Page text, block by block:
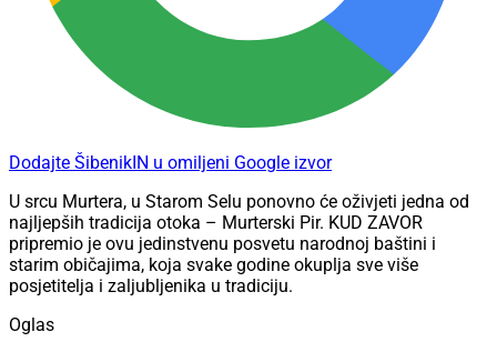
Dodajte ŠibenikIN u omiljeni Google izvor
U srcu Murtera, u Starom Selu ponovno će oživjeti jedna od
najljepših tradicija otoka – Murterski Pir. KUD ZAVOR
pripremio je ovu jedinstvenu posvetu narodnoj baštini i
starim običajima, koja svake godine okuplja sve više
posjetitelja i zaljubljenika u tradiciju.
Oglas